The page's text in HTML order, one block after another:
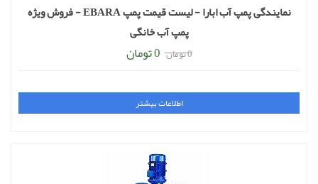
نمایندگی پمپ آب ابارا - لیست قیمت پمپ EBARA - فروش ویژه
پمپ آب خانگی
0 تومان 0 تومان
اطلاعات بیشتر